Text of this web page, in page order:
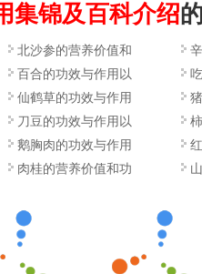
集锦及百科介绍
北沙参的营养价值和
百合的功效与作用以
仙鹤草的功效与作用
刀豆的功效与作用以
鹅胸肉的功效与作用
肉桂的营养价值和功